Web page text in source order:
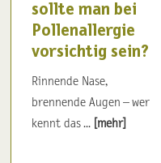
sollte man bei
Pollenallergie
vorsichtig sein?
Rinnende Nase,
brennende Augen – wer
kennt das ... [mehr]